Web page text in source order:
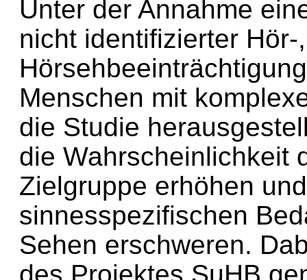
Unter der Annahme
nicht identifizierter Hör-
Menschen mit
die Studie
die Wahrscheinlichkeit
Zielgruppe erhöhen
sinnesspezifischen
Sehen erschweren.